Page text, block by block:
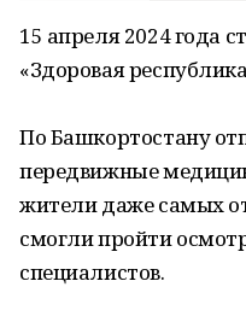
15 апреля 2024 года
«Здоровая
По Башкортостану
передвижные
жители даже самых
смогли пройти
специалистов.